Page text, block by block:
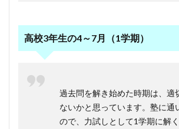
高校3年生の4～7月（1学期）
過去問を解き始めた時期は、適
ないかと思っています。塾に通
ので、力試しとして1学期に解